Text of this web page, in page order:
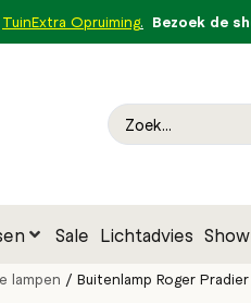
TuinExtra Opruiming. Bezoek de
Sale Lichtadvies
lampen / Buitenlamp Roger